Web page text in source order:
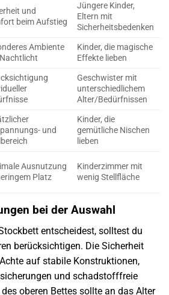
und
beim Aufstieg
Jüngere Kinder,
Eltern mit
Sicherheitsbedenken
Ambiente
Kinder, die magische
Effekte lieben
Geschwister mit
unterschiedlichem
Alter/Bedürfnissen
und
Kinder, die
gemütliche Nischen
lieben
Ausnutzung
Platz
Kinderzimmer mit
wenig Stellfläche
bei der Auswahl
entscheidest, solltest du
berücksichtigen. Die Sicherheit
auf stabile Konstruktionen,
und schadstofffreie
oberen Bettes sollte an das Alter